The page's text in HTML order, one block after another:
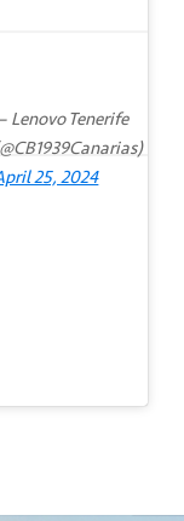
Lenovo Tenerife
25, 2024